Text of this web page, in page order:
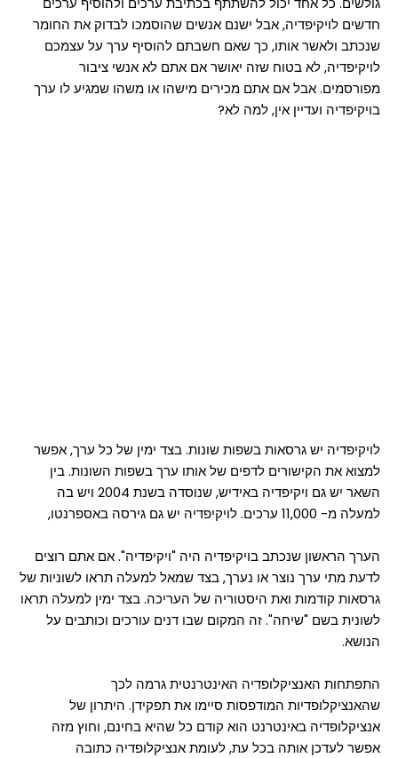
חדשים לויקיפדיה, אבל ישנם אנשים שהוסמכו לבדוק את החומר
שנכתב ולאשר אותו, כך שאם חשבתם להוסיף ערך על עצמכם
לויקיפדיה, לא בטוח שזה יאושר אם אתם לא אנשי ציבור
מפורסמים. אבל אם אתם מכירים מישהו או משהו שמגיע לו ערך
בויקיפדיה ועדיין אין, למה לא?
לויקיפדיה יש גרסאות בשפות שונות. בצד ימין של כל ערך, אפשר
למצוא את הקישורים לדפים של אותו ערך בשפות השונות. בין
השאר יש גם ויקיפדיה באידיש, שנוסדה בשנת 2004 ויש בה
למעלה מ- 11,000 ערכים. לויקיפדיה יש גם גירסה באספרנטו,
הערך הראשון שנכתב בויקיפדיה היה "ויקיפדיה". אם אתם רוצים
לדעת מתי ערך נוצר או נערך, בצד שמאל למעלה תראו לשוניות של
גרסאות קודמות ואת היסטוריה של העריכה. בצד ימין למעלה תראו
לשונית בשם "שיחה". זה המקום שבו דנים עורכים וכותבים על
הנושא.
התפתחות האנציקלופדיה האינטרנטית גרמה לכך
שהאנציקלופדיות המודפסות סיימו את תפקידן. היתרון של
אנציקלופדיה באינטרנט הוא קודם כל שהיא בחינם, וחוץ מזה
אפשר לעדכן אותה בכל עת, לעומת אנציקלופדיה כתובה